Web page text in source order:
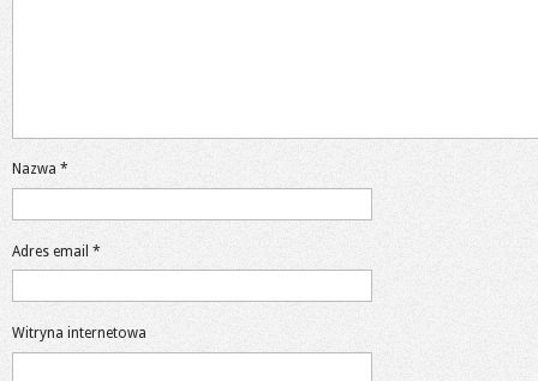
Nazwa *
Adres email *
Witryna internetowa